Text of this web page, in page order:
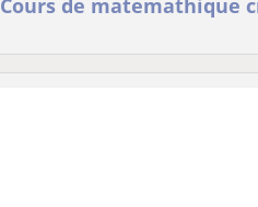
Cours de matemathique